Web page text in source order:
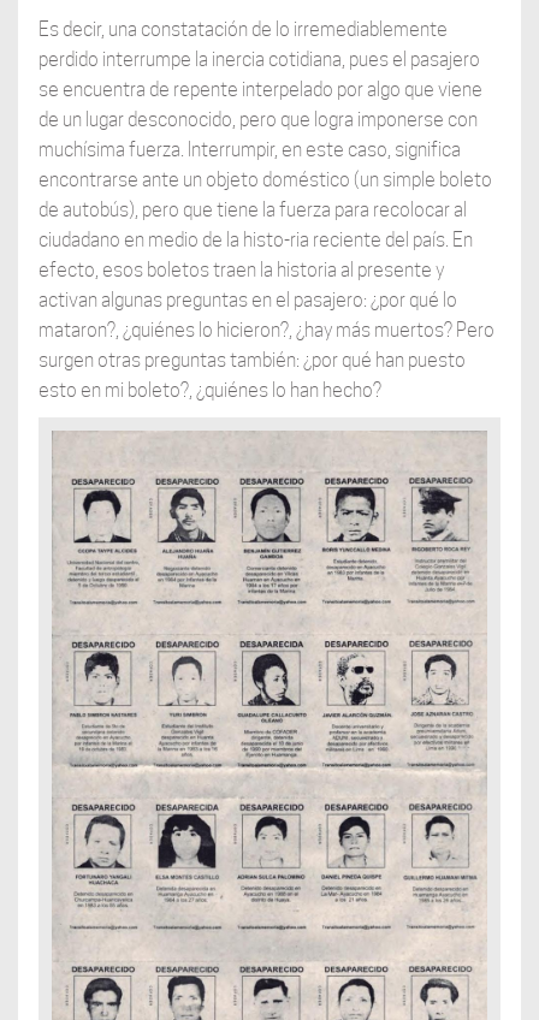
Es decir, una constatación de lo irremediablemente
perdido interrumpe la inercia cotidiana, pues el pasajero
se encuentra de repente interpelado por algo que viene
de un lugar desconocido, pero que logra imponerse con
muchísima fuerza. Interrumpir, en este caso, significa
encontrarse ante un objeto doméstico (un simple boleto
de autobús), pero que tiene la fuerza para recolocar al
ciudadano en medio de la histo-ria reciente del país. En
efecto, esos boletos traen la historia al presente y
activan algunas preguntas en el pasajero: ¿por qué lo
mataron?, ¿quiénes lo hicieron?, ¿hay más muertos? Pero
surgen otras preguntas también: ¿por qué han puesto
esto en mi boleto?, ¿quiénes lo han hecho?